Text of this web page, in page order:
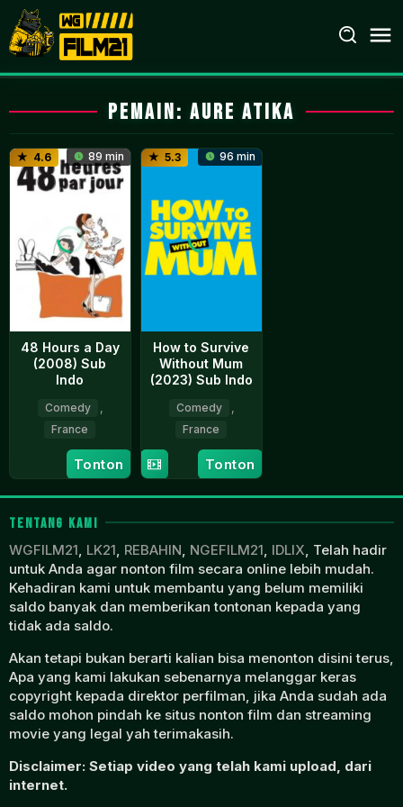
Loncat
ke
konten
Pemain: Aure Atika
4.6 89 min
48 Hours a Day
(2008) Sub
Indo
Comedy
France
4
Jun
2008
Catherine
Castel
Tonton
5.3 96 min
How to Survive
Without Mum
(2023) Sub Indo
Comedy
France
12
Apr
2023
Ludovic
Bernard
Tonton
TENTANG KAMI
WGFILM21, LK21, REBAHIN, NGEFILM21, IDLIX, Telah hadir
untuk Anda agar nonton film secara online lebih mudah.
Kehadiran kami untuk membantu yang belum memiliki
saldo banyak dan memberikan tontonan kepada yang
tidak ada saldo.
Akan tetapi bukan berarti kalian bisa menonton disini terus,
Apa yang kami lakukan sebenarnya melanggar keras
copyright kepada direktor perfilman, jika Anda sudah ada
saldo mohon pindah ke situs nonton film dan streaming
movie yang legal yah terimakasih.
Disclaimer: Setiap video yang telah kami upload, dari
internet.